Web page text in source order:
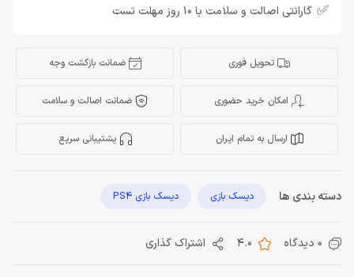
✅ گارانتی اصالت و سلامت با 10 روز مهلت تست
تحویل فوری ضمانت بازگشت وجه
امکان خرید حضوری ضمانت اصالت و سلامت
ارسال به تمام ایران پشتیبانی سریع
دسته بندی ها دیسک بازی دیسک بازی PS4
0 دیدگاه 4.0 اشتراک گذاری